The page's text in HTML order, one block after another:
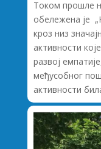
Током прошле
обележена је
кроз низ
активности
развој
међусобног
активности